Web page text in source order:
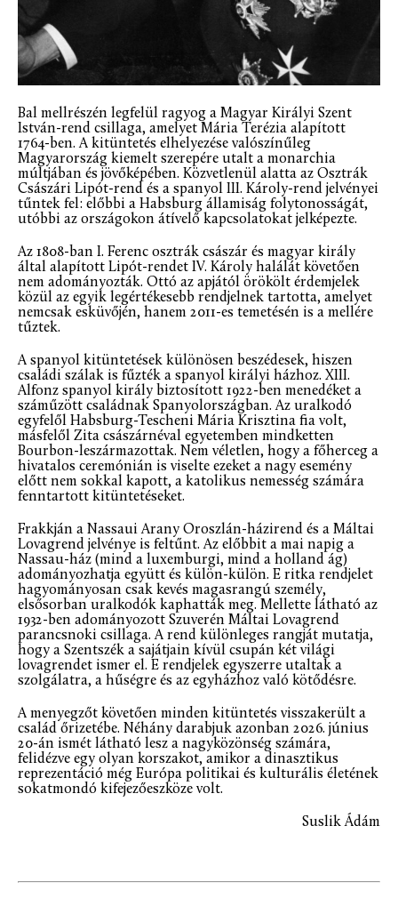
Bal mellrészén legfelül ragyog a Magyar Királyi Szent
István-rend csillaga, amelyet Mária Terézia alapított
1764-ben. A kitüntetés elhelyezése valószínűleg
Magyarország kiemelt szerepére utalt a monarchia
múltjában és jövőképében. Közvetlenül alatta az Osztrák
Császári Lipót-rend és a spanyol III. Károly-rend jelvényei
tűntek fel: előbbi a Habsburg államiság folytonosságát,
utóbbi az országokon átívelő kapcsolatokat jelképezte.
Az 1808-ban I. Ferenc osztrák császár és magyar király
által alapított Lipót-rendet IV. Károly halálát követően
nem adományozták. Ottó az apjától örökölt érdemjelek
közül az egyik legértékesebb rendjelnek tartotta, amelyet
nemcsak esküvőjén, hanem 2011-es temetésén is a mellére
tűztek.
A spanyol kitüntetések különösen beszédesek, hiszen
családi szálak is fűzték a spanyol királyi házhoz. XIII.
Alfonz spanyol király biztosított 1922-ben menedéket a
száműzött családnak Spanyolországban. Az uralkodó
egyfelől Habsburg-Tescheni Mária Krisztina fia volt,
másfelől Zita császárnéval egyetemben mindketten
Bourbon-leszármazottak. Nem véletlen, hogy a főherceg a
hivatalos ceremónián is viselte ezeket a nagy esemény
előtt nem sokkal kapott, a katolikus nemesség számára
fenntartott kitüntetéseket.
Frakkján a Nassaui Arany Oroszlán-házirend és a Máltai
Lovagrend jelvénye is feltűnt. Az előbbit a mai napig a
Nassau-ház (mind a luxemburgi, mind a holland ág)
adományozhatja együtt és külön-külön. E ritka rendjelet
hagyományosan csak kevés magasrangú személy,
elsősorban uralkodók kaphatták meg. Mellette látható az
1932-ben adományozott Szuverén Máltai Lovagrend
parancsnoki csillaga. A rend különleges rangját mutatja,
hogy a Szentszék a sajátjain kívül csupán két világi
lovagrendet ismer el. E rendjelek egyszerre utaltak a
szolgálatra, a hűségre és az egyházhoz való kötődésre.
A menyegzőt követően minden kitüntetés visszakerült a
család őrizetébe. Néhány darabjuk azonban 2026. június
20-án ismét látható lesz a nagyközönség számára,
felidézve egy olyan korszakot, amikor a dinasztikus
reprezentáció még Európa politikai és kulturális életének
sokatmondó kifejezőeszköze volt.
Suslik Ádám